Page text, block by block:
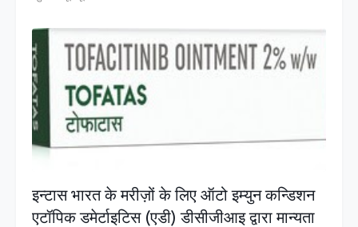
इन्टास भारत के मरीज़ों के लिए ऑटो इम्युन कन्डिशन
एटॉपिक डमेर्टाइटिस (एडी) डीसीजीआइ द्वारा मान्यता